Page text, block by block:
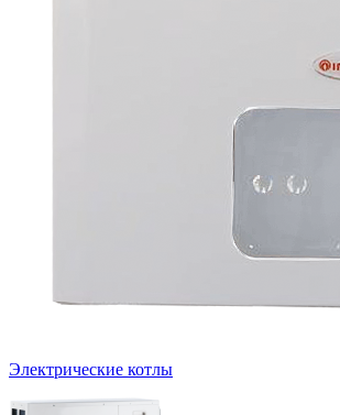
Электрические котлы